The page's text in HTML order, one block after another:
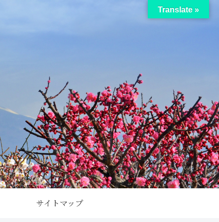
サイトマップ
Translate »